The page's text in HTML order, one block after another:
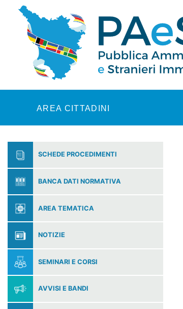
Skip to main content
AREA CITTADINI
SCHEDE PROCEDIMENTI
BANCA DATI NORMATIVA
AREA TEMATICA
NOTIZIE
SEMINARI E CORSI
AVVISI E BANDI